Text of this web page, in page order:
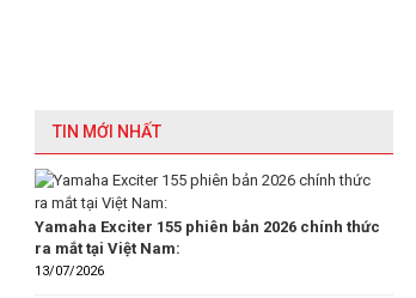
TIN MỚI NHẤT
Yamaha Exciter 155 phiên bản 2026 chính thức
ra mắt tại Việt Nam:
13/07/2026